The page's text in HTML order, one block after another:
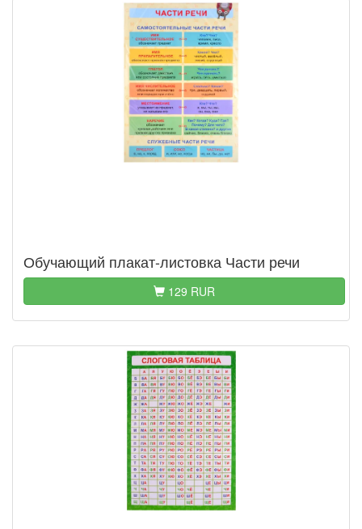
Обучающий плакат-листовка Части речи
129 RUR